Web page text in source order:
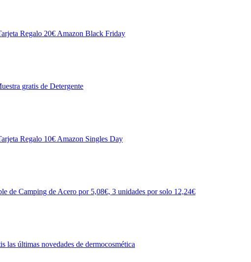
Regalo 20€ Amazon Black Friday
gratis de Detergente
Regalo 10€ Amazon Singles Day
de Camping de Acero por 5,08€, 3 unidades por solo 12,24€
las últimas novedades de dermocosmética